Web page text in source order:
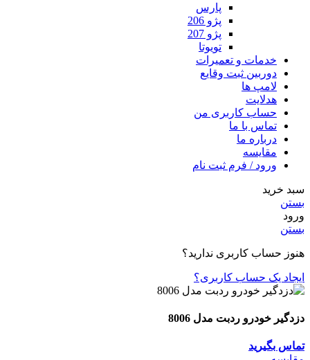
پارس
پژو 206
پژو 207
تویوتا
خدمات و تعمیرات
دوربین ثبت وقایع
لامپ ها
هدلایت
حساب کاربری من
تماس با ما
درباره ما
مقایسه
ورود / فرم ثبت نام
سبد خرید
بستن
ورود
بستن
هنوز حساب کاربری ندارید؟
ایجاد یک حساب کاربری؟
دزدگیر خودرو ردبت مدل 8006
تماس بگیرید